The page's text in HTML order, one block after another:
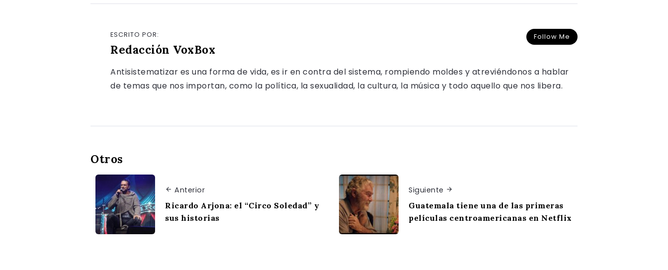
Follow Me
ESCRITO POR:
Redacción VoxBox
Antisistematizar es una forma de vida, es ir en contra del sistema, rompiendo moldes y atreviéndonos a hablar
de temas que nos importan, como la política, la sexualidad, la cultura, la música y todo aquello que nos libera.
Otros
Anterior
Ricardo Arjona: el “Circo Soledad” y
sus historias
Siguiente
Guatemala tiene una de las primeras
películas centroamericanas en Netflix